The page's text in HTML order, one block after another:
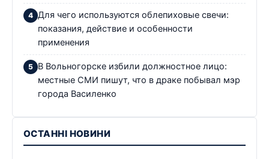
Для чего используются облепиховые свечи:
показания, действие и особенности
применения
В Вольногорске избили должностное лицо:
местные СМИ пишут, что в драке побывал мэр
города Василенко
ОСТАННІ НОВИНИ